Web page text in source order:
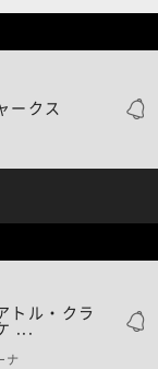
ークス
トル・クラ
...
ナ